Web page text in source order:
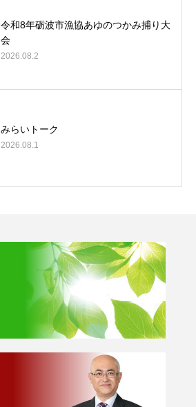
令和8年砺波市漁協あゆのつかみ捕り大
会
2026.08.2
みらいトーク
2026.08.1